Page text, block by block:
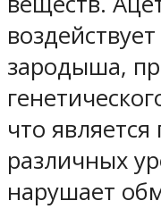
зародыша,
что
различных
нарушает